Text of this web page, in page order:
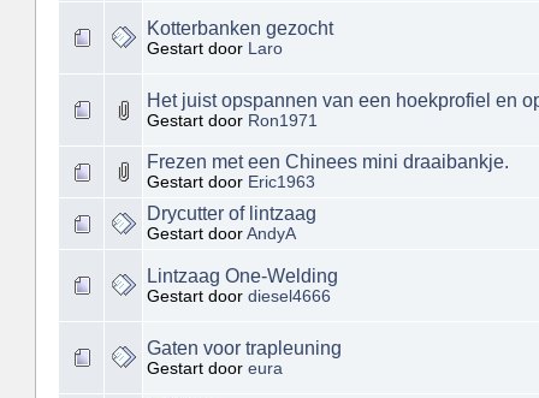
Kotterbanken gezocht
Gestart door Laro
Het juist opspannen van een hoekprofiel en
Gestart door Ron1971
Frezen met een Chinees mini draaibankje.
Gestart door Eric1963
Drycutter of lintzaag
Gestart door AndyA
Lintzaag One-Welding
Gestart door diesel4666
Gaten voor trapleuning
Gestart door eura